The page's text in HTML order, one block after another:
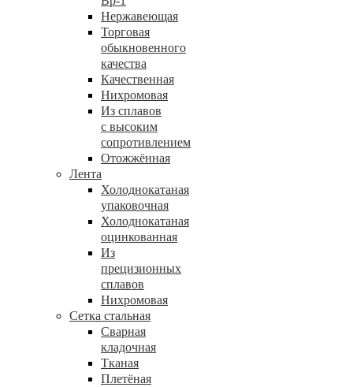
Нержавеющая
Торговая
обыкновенного
качества
Качественная
Нихромовая
Из сплавов
с высоким
сопротивлением
Отожжённая
Лента
Холоднокатаная
упаковочная
Холоднокатаная
оцинкованная
Из
прецизионных
сплавов
Нихромовая
Сетка стальная
Сварная
кладочная
Тканая
Плетёная